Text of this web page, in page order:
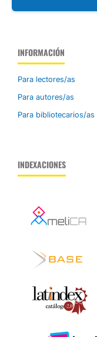
INFORMACIÓN
Para lectores/as
Para autores/as
Para bibliotecarios/as
INDEXACIONES